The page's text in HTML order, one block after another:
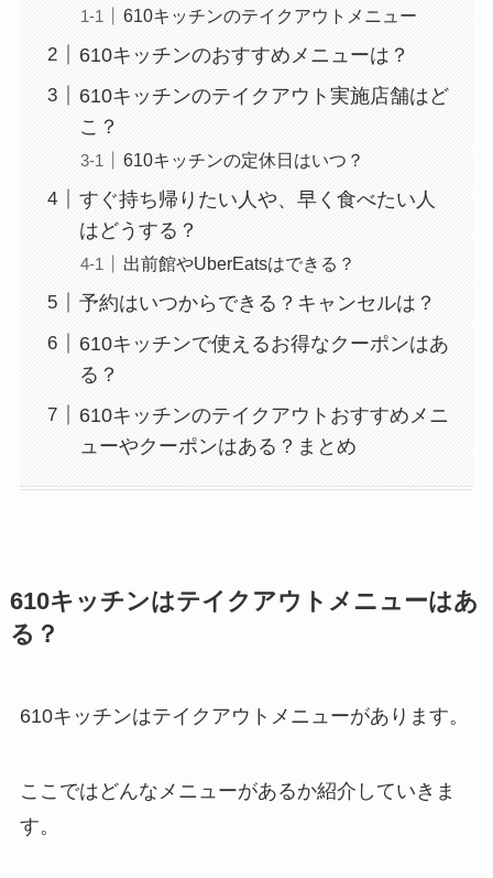
610キッチンのテイクアウトメニュー
610キッチンのおすすめメニューは？
610キッチンのテイクアウト実施店舗はど
こ？
610キッチンの定休日はいつ？
すぐ持ち帰りたい人や、早く食べたい人
はどうする？
出前館やUberEatsはできる？
予約はいつからできる？キャンセルは？
610キッチンで使えるお得なクーポンはあ
る？
610キッチンのテイクアウトおすすめメニ
ューやクーポンはある？まとめ
610キッチンはテイクアウトメニューはあ
る？
610キッチンはテイクアウトメニューがあります。
ここではどんなメニューがあるか紹介していきま
す。